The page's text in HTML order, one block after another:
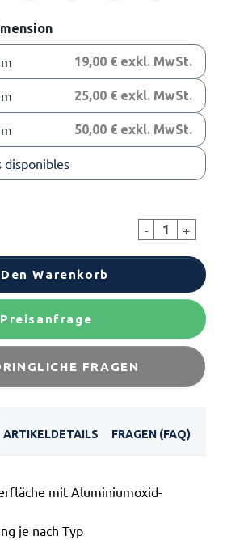
19,00 € exkl. MwSt.
25,00 € exkl. MwSt.
50,00 € exkl. MwSt.
disponibles
- +
Warenkorb
Preisanfrage
FRAGEN
ARTIKELDETAILS FRAGEN (FAQ)
mit Aluminiumoxid-
je nach Typ